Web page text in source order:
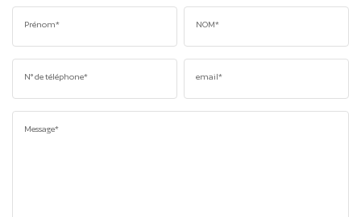
Prénom* NOM*
N° de téléphone* email*
Message*